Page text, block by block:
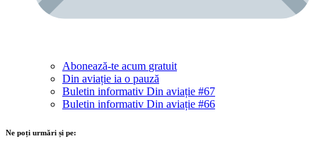
Abonează-te acum gratuit
Din aviație ia o pauză
Buletin informativ Din aviație #67
Buletin informativ Din aviație #66
Ne poți urmări și pe: